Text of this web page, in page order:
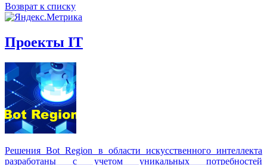
Возврат к списку
Проекты IT
Решения Вot Region в области искусственного интеллекта
разработаны с учетом уникальных потребностей